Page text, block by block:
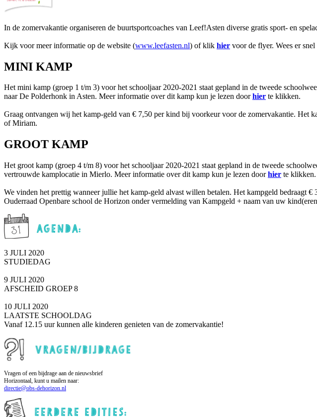
In de zomervakantie organiseren de buurtsportcoaches van Leef!Asten diverse gratis sport- en
Kijk voor meer informatie op de website (www.leefasten.nl) of klik hier voor de flyer. Wees er
MINI KAMP
Het mini kamp (groep 1 t/m 3) voor het schooljaar 2020-2021 staat gepland in de tweede
naar De Polderhonk in Asten. Meer informatie over dit kamp kun je lezen doorhier te klikken.
Graag ontvangen wij het kamp-geld van € 7,50 per kind bij voorkeur voor de zomervakantie. Het
of Miriam.
GROOT KAMP
Het groot kamp (groep 4 t/m 8) voor het schooljaar 2020-2021 staat gepland in de tweede
vertrouwde kamplocatie in Mierlo. Meer informatie over dit kamp kun je lezen doorhier te klikken.
We vinden het prettig wanneer jullie het kamp-geld alvast willen betalen. Het kampgeld bedraagt
Ouderraad Openbare school de Horizon onder vermelding van Kampgeld + naam van uw
3 JULI 2020
STUDIEDAG
9 JULI 2020
AFSCHEID GROEP 8
10 JULI 2020
LAATSTE SCHOOLDAG
Vanaf 12.15 uur kunnen alle kinderen genieten van de zomervakantie!
Vragen of een bijdrage aan de nieuwsbrief
Horizontaal, kunt u mailen naar:
directie@obs-dehorizon.nl